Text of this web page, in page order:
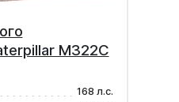
M322C
168 л.с.